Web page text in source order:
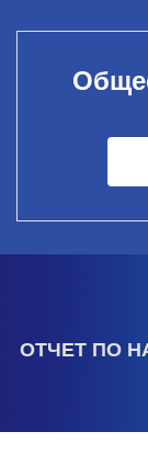
ОТЧЕТ ПО